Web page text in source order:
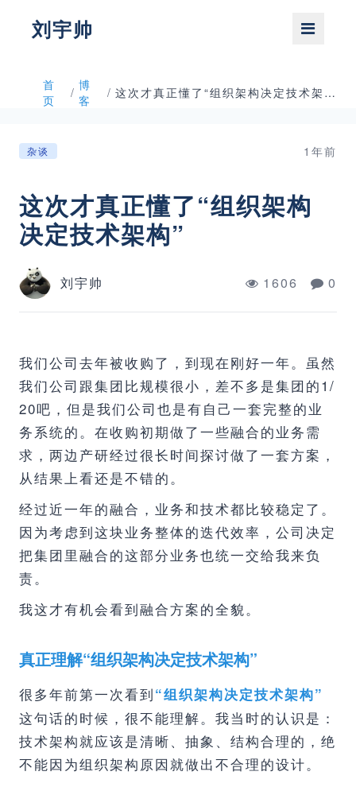
刘宇帅
首
页
/ 博
客
/ 这次才真正懂了“组织架构决定技术架构”
杂谈 1年前
这次才真正懂了“组织架构
决定技术架构”
刘宇帅 1606 0
我们公司去年被收购了，到现在刚好一年。虽然
我们公司跟集团比规模很小，差不多是集团的1/
20吧，但是我们公司也是有自己一套完整的业
务系统的。在收购初期做了一些融合的业务需
求，两边产研经过很长时间探讨做了一套方案，
从结果上看还是不错的。
经过近一年的融合，业务和技术都比较稳定了。
因为考虑到这块业务整体的迭代效率，公司决定
把集团里融合的这部分业务也统一交给我来负
责。
我这才有机会看到融合方案的全貌。
真正理解“组织架构决定技术架构”
很多年前第一次看到“组织架构决定技术架构”
这句话的时候，很不能理解。我当时的认识是：
技术架构就应该是清晰、抽象、结构合理的，绝
不能因为组织架构原因就做出不合理的设计。